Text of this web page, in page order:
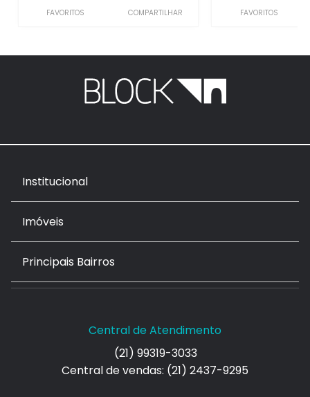
FAVORITOS COMPARTILHAR FAVORITOS
Institucional
Imóveis
Principais Bairros
Central de Atendimento
(21) 99319-3033
Central de vendas: (21) 2437-9295